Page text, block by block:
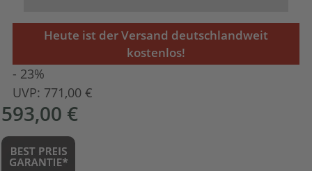
Heute ist der Versand deutschlandweit
kostenlos!
- 23%
UVP: 771,00 €
593,00 €